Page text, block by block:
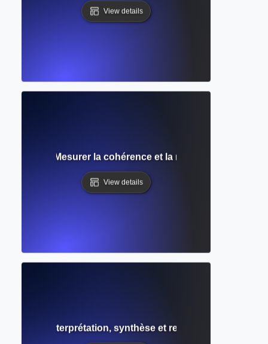
View details
: Mesurer la cohérence et la reproductibilité des
View details
: Interprétation, synthèse et revue dans la